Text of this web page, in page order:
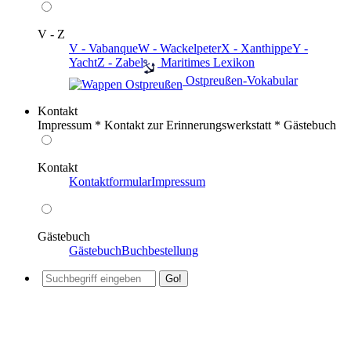
V - Z
V - VabanqueW - WackelpeterX - XanthippeY -
YachtZ - Zabel
️ Maritimes Lexikon
️ Ostpreußen-Vokabular
Kontakt
Impressum * Kontakt zur Erinnerungswerkstatt * Gästebuch
Kontakt
KontaktformularImpressum
Gästebuch
GästebuchBuchbestellung